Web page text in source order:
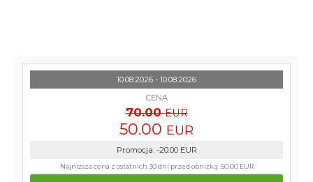
10.08.2026 - 10.08.2026
CENA
70.00 EUR
50.00 EUR
Promocja: -20.00 EUR
Najniższa cena z ostatnich 30 dni przed obniżką:50.00 EUR